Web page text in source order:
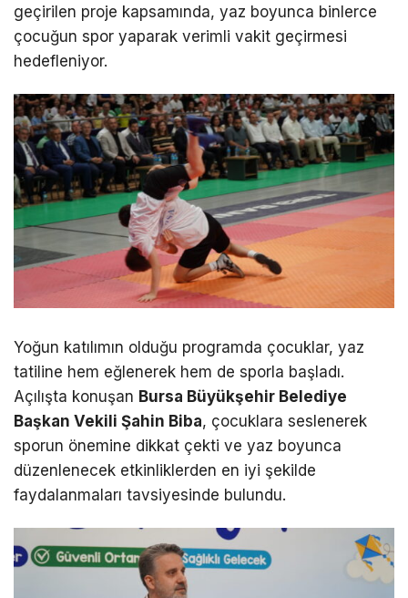
geçirilen proje kapsamında, yaz boyunca binlerce
çocuğun spor yaparak verimli vakit geçirmesi
hedefleniyor.
Yoğun katılımın olduğu programda çocuklar, yaz
tatiline hem eğlenerek hem de sporla başladı.
Açılışta konuşan Bursa Büyükşehir Belediye
Başkan Vekili Şahin Biba, çocuklara seslenerek
sporun önemine dikkat çekti ve yaz boyunca
düzenlenecek etkinliklerden en iyi şekilde
faydalanmaları tavsiyesinde bulundu.